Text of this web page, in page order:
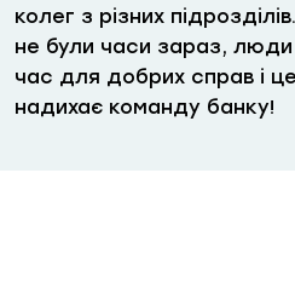
колег з різних
не були часи зараз,
час для добрих справ і
надихає команду банку!